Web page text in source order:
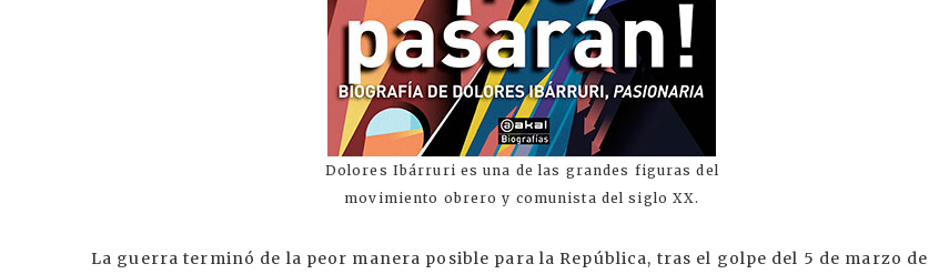
Dolores Ibárruri es una de las grandes figuras del
movimiento obrero y comunista del siglo XX.
La guerra terminó de la peor manera posible para la República, tras el golpe del 5 de marzo de